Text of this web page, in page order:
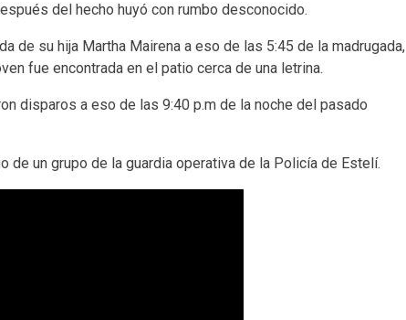
del hecho huyó con rumbo desconocido.
de su hija Martha Mairena a eso de las 5:45 de la madrugada,
fue encontrada en el patio cerca de una letrina.
disparos a eso de las 9:40 p.m de la noche del pasado
de un grupo de la guardia operativa de la Policía de Estelí.